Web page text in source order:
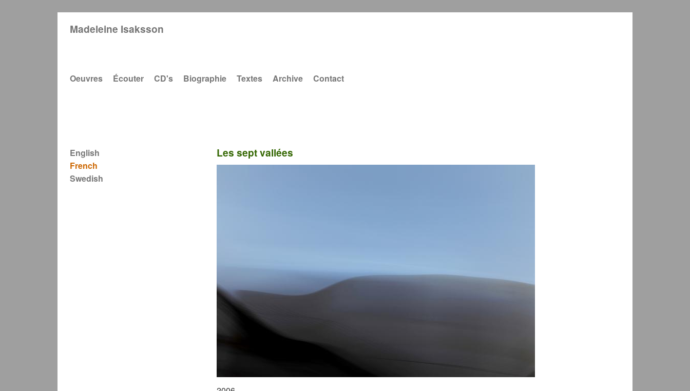
Madeleine Isaksson
Main navigation
Oeuvres Écouter CD's Biographie Textes Archive Contact
English
French
Swedish
Les sept vallées